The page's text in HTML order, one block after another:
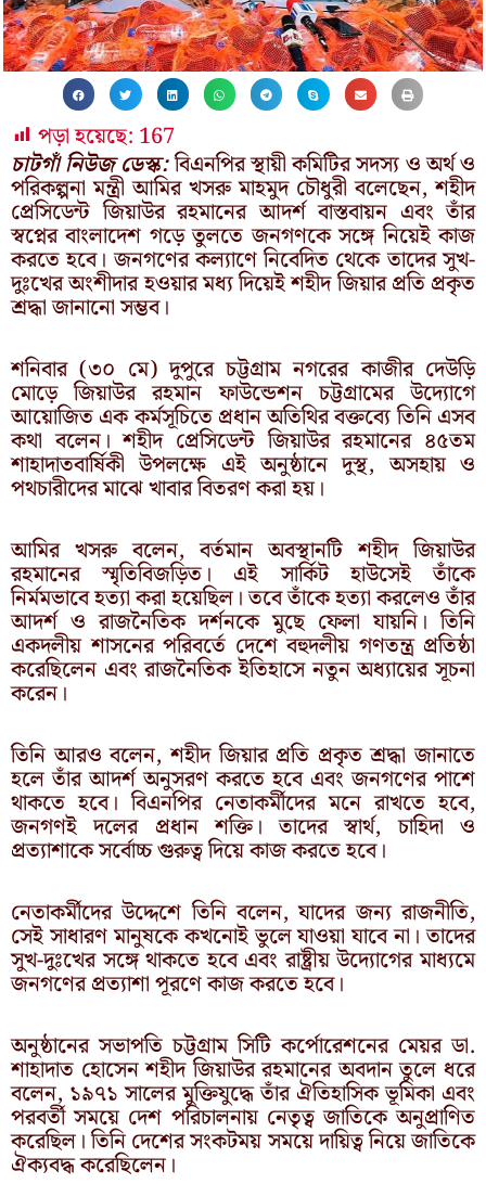
পড়া হয়েছে: 167
চাটগাঁ নিউজ ডেস্ক:বিএনপির স্থায়ী কমিটির সদস্য ও অর্থ ও
পরিকল্পনা মন্ত্রী আমির খসরু মাহমুদ চৌধুরী বলেছেন, শহীদ
প্রেসিডেন্ট জিয়াউর রহমানের আদর্শ বাস্তবায়ন এবং তাঁর
স্বপ্নের বাংলাদেশ গড়ে তুলতে জনগণকে সঙ্গে নিয়েই কাজ
করতে হবে। জনগণের কল্যাণে নিবেদিত থেকে তাদের সুখ-
দুঃখের অংশীদার হওয়ার মধ্য দিয়েই শহীদ জিয়ার প্রতি প্রকৃত
শ্রদ্ধা জানানো সম্ভব।
শনিবার (৩০ মে) দুপুরে চট্টগ্রাম নগরের কাজীর দেউড়ি
মোড়ে জিয়াউর রহমান ফাউন্ডেশন চট্টগ্রামের উদ্যোগে
আয়োজিত এক কর্মসূচিতে প্রধান অতিথির বক্তব্যে তিনি এসব
কথা বলেন। শহীদ প্রেসিডেন্ট জিয়াউর রহমানের ৪৫তম
শাহাদাতবার্ষিকী উপলক্ষে এই অনুষ্ঠানে দুস্থ, অসহায় ও
পথচারীদের মাঝে খাবার বিতরণ করা হয়।
আমির খসরু বলেন, বর্তমান অবস্থানটি শহীদ জিয়াউর
রহমানের স্মৃতিবিজড়িত। এই সার্কিট হাউসেই তাঁকে
নির্মমভাবে হত্যা করা হয়েছিল। তবে তাঁকে হত্যা করলেও তাঁর
আদর্শ ও রাজনৈতিক দর্শনকে মুছে ফেলা যায়নি। তিনি
একদলীয় শাসনের পরিবর্তে দেশে বহুদলীয় গণতন্ত্র প্রতিষ্ঠা
করেছিলেন এবং রাজনৈতিক ইতিহাসে নতুন অধ্যায়ের সূচনা
করেন।
তিনি আরও বলেন, শহীদ জিয়ার প্রতি প্রকৃত শ্রদ্ধা জানাতে
হলে তাঁর আদর্শ অনুসরণ করতে হবে এবং জনগণের পাশে
থাকতে হবে। বিএনপির নেতাকর্মীদের মনে রাখতে হবে,
জনগণই দলের প্রধান শক্তি। তাদের স্বার্থ, চাহিদা ও
প্রত্যাশাকে সর্বোচ্চ গুরুত্ব দিয়ে কাজ করতে হবে।
নেতাকর্মীদের উদ্দেশে তিনি বলেন, যাদের জন্য রাজনীতি,
সেই সাধারণ মানুষকে কখনোই ভুলে যাওয়া যাবে না। তাদের
সুখ-দুঃখের সঙ্গে থাকতে হবে এবং রাষ্ট্রীয় উদ্যোগের মাধ্যমে
জনগণের প্রত্যাশা পূরণে কাজ করতে হবে।
অনুষ্ঠানের সভাপতি চট্টগ্রাম সিটি কর্পোরেশনের মেয়র ডা.
শাহাদাত হোসেন শহীদ জিয়াউর রহমানের অবদান তুলে ধরে
বলেন, ১৯৭১ সালের মুক্তিযুদ্ধে তাঁর ঐতিহাসিক ভূমিকা এবং
পরবর্তী সময়ে দেশ পরিচালনায় নেতৃত্ব জাতিকে অনুপ্রাণিত
করেছিল। তিনি দেশের সংকটময় সময়ে দায়িত্ব নিয়ে জাতিকে
ঐক্যবদ্ধ করেছিলেন।